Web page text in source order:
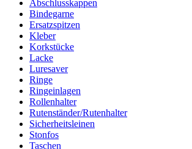
Abschlusskappen
Bindegarne
Ersatzspitzen
Kleber
Korkstücke
Lacke
Luresaver
Ringe
Ringeinlagen
Rollenhalter
Rutenständer/Rutenhalter
Sicherheitsleinen
Stonfos
Taschen